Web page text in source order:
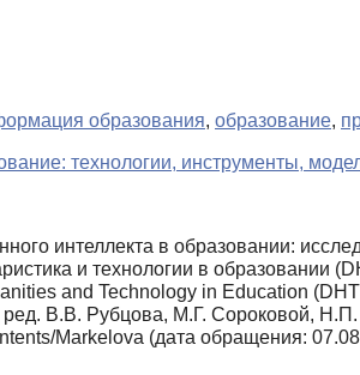
образования, образование,
технологии, инструменты,
интеллекта в образовании:
и технологии в образовании
and Technology in Education
ред. В.В. Рубцова, М.Г. Сороковой,
Markelova (дата обращения: